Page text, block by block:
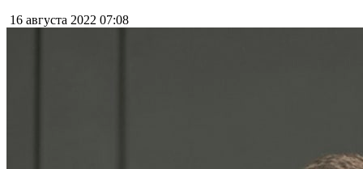
16 августа 2022 07:08